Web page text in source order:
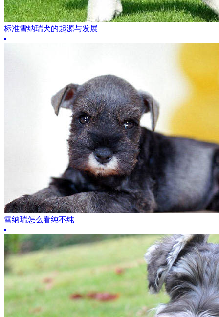
标准雪纳瑞犬的起源与发展
雪纳瑞怎么看纯不纯